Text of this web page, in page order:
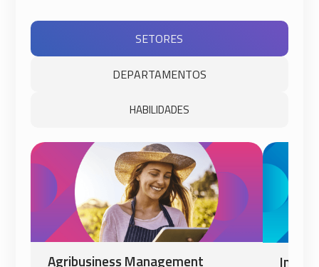
SETORES
DEPARTAMENTOS
HABILIDADES
Agribusiness Management